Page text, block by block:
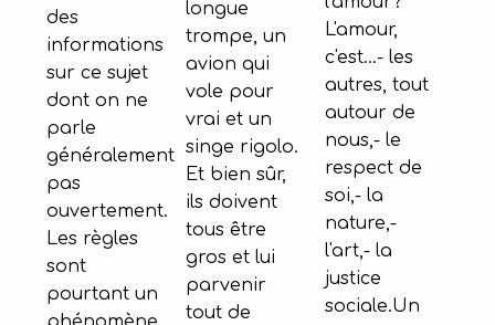
des
informations
sur ce sujet
dont on ne
parle
généralement
pas
ouvertement.
Les règles
sont
pourtant un
longue
trompe, un
avion qui
vole pour
vrai et un
singe rigolo.
Et bien sûr,
ils doivent
tous être
gros et lui
parvenir
tout de
L'amour,
c'est...- les
autres, tout
autour de
nous,- le
respect de
soi,- la
nature,-
l'art,- la
justice
sociale.Un